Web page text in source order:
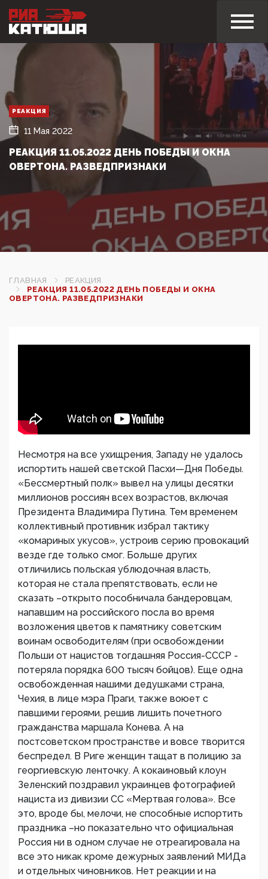
РЕАКЦИЯ
11 Мая 2022
РЕАКЦИЯ 11.05.2022 ДЕНЬ ПОБЕДЫ И ОКНА
ОВЕРТОНА. РАЗВЕДПРИЗНАКИ
ГЛАВНАЯ
РЕАКЦИЯ
РЕАКЦИЯ 11.05.2022 ДЕНЬ ПОБЕДЫ И ОКНА
ОВЕРТОНА. РАЗВЕДПРИЗНАКИ
Несмотря на все ухищрения, Западу не удалось
испортить нашей светской Пасхи—Дня Победы.
«Бессмертный полк» вывел на улицы десятки
миллионов россиян всех возрастов, включая
Президента Владимира Путина. Тем временем
коллективный противник избрал тактику
«комариных укусов», устроив серию провокаций
везде где только смог. Больше других
отличились польская ублюдочная власть,
которая не стала препятствовать, если не
сказать –открыто пособничала бандеровцам,
напавшим на российского посла во время
возложения цветов к памятнику советским
воинам освободителям (при освобождении
Польши от нацистов тогдашняя Россия-СССР -
потеряла порядка 600 тысяч бойцов). Еще одна
освобожденная нашими дедушками страна,
Чехия, в лице мэра Праги, также воюет с
павшими героями, решив лишить почетного
гражданства маршала Конева. А на
постсоветском пространстве и вовсе творится
беспредел. В Риге женщин тащат в полицию за
георгиевскую ленточку. А кокаиновый клоун
Зеленский поздравил украинцев фотографией
нациста из дивизии СС «Мертвая голова». Все
это, вроде бы, мелочи, не способные испортить
праздника –но показательно что официальная
Россия ни в одном случае не отреагировала на
все это никак кроме дежурных заявлений МИДа
и отдельных чиновников. Нет реакции и на